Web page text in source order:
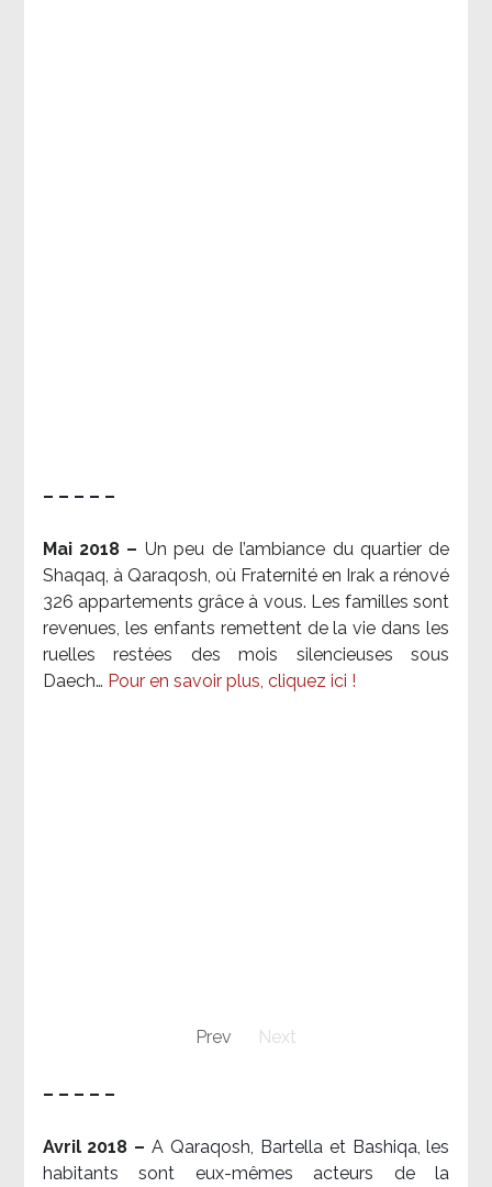
– – – – –
Mai 2018 – Un peu de l’ambiance du quartier de
Shaqaq, à Qaraqosh, où Fraternité en Irak a rénové
326 appartements grâce à vous. Les familles sont
revenues, les enfants remettent de la vie dans les
ruelles restées des mois silencieuses sous
Daech… Pour en savoir plus, cliquez ici !
Prev Next
– – – – –
Avril 2018 –A Qaraqosh, Bartella et Bashiqa, les
habitants sont eux-mêmes acteurs de la